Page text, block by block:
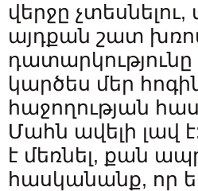
վերջը
այդքան շատ
կարծես մեր
հաջողության
Մահն ավելի լավ
է մեռնել, քան
հասկանանք, որ